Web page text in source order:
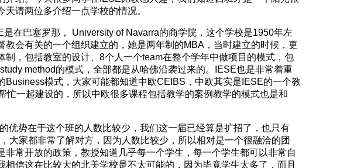
请两位多介绍一点学校的情况。
是在巴塞罗那， University of Navarra的商学院，这个学校是1950年左
教会有关的一个组织建立的，她是两年制的MBA，当时建立的时候，更
制，包括教室的设计、8个人一个team在整个学年中做项目的模式，包
method的模式，全部都是从哈佛沿袭过来的。IESE也是非常着重
Business模式，大家可能都知道中欧CEIBS，中欧其实是IESE的一个教
忙一起建设的，所以中欧很多课程包括教学的案例教学的模式也是和
优势在于这个班的人数比较少，我们这一届已经算是扩招了，也只有
大家都非常了解对方，因为人数比较少，所以相对是一个很融洽的团
非常开放的政策，教授知道几乎每一个学生，每一个学生都可以非常自
相信这在比较大的北美学校是不太可能的，因为毕竟学生太多了，而且